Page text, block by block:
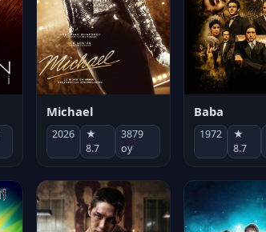
Michael
2026
★
8.7
3879
oy
Baba
1972
★
8.7